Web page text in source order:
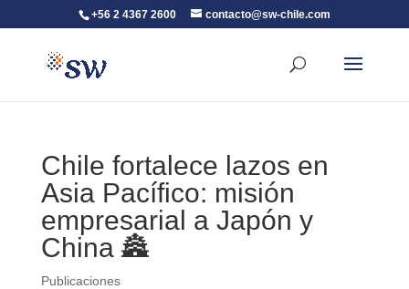
+56 2 4367 2600 contacto@sw-chile.com
Chile fortalece lazos en
Asia Pacífico: misión
empresarial a Japón y
China 🏯
Publicaciones